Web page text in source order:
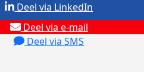
Deel via e-mail
Deel via SMS
Deel via LinkedIn